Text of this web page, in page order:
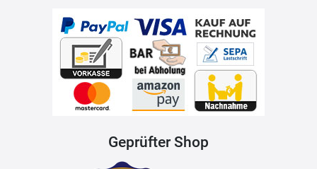
Geprüfter Shop